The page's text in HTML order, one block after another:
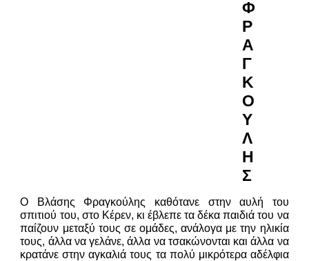
Φ
Ρ
Α
Γ
Κ
Ο
Υ
Λ
Η
Σ
Ο Βλάσης Φραγκούλης καθότανε στην αυλή του
σπιτιού του, στο Κέρεν, κι έβλεπε τα δέκα παιδιά του να
παίζουν μεταξύ τους σε ομάδες, ανάλογα με την ηλικία
τους, άλλα να γελάνε, άλλα να τσακώνονται και άλλα να
κρατάνε στην αγκαλιά τους τα πολύ μικρότερα αδέλφια